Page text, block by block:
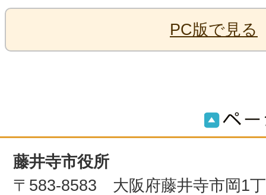
PC版で見る
藤井寺市役所
〒583-8583 大阪府藤井寺市岡1